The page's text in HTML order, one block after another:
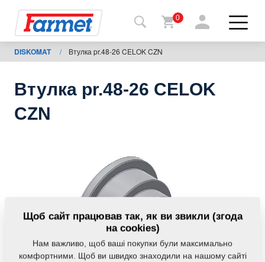
Назад
на
Магазин
Farmet
Завантаження
0
DISKOMAT / Втулка pr.48-26 CELOK CZN
Втулка pr.48-26 CELOK
CZN
Щоб сайт працював так, як ви звикли (згода
на cookies)
Нам важливо, щоб ваші покупки були максимально
комфортними. Щоб ви швидко знаходили на нашому сайті